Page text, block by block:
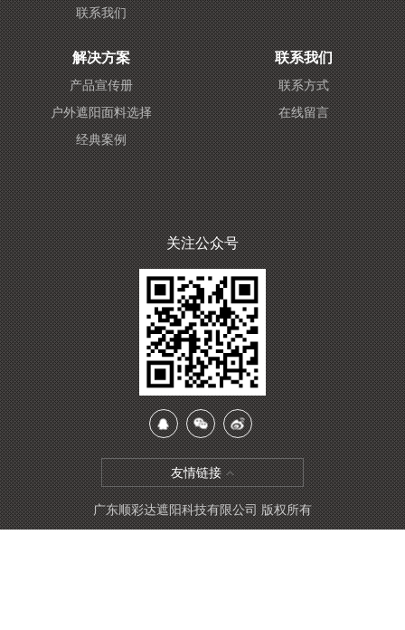
联系我们
解决方案
产品宣传册
户外遮阳面料选择
经典案例
联系我们
联系方式
在线留言
关注公众号
友情链接
广东顺彩达遮阳科技有限公司 版权所有